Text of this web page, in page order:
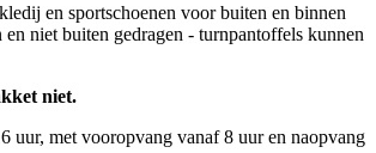
en sportschoenen voor buiten en binnen
en niet buiten gedragen - turnpantoffels kunnen
niet.
uur, met vooropvang vanaf 8 uur en naopvang